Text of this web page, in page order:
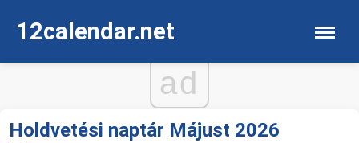
12calendar.net
ad
Holdvetési naptár Májust 2026